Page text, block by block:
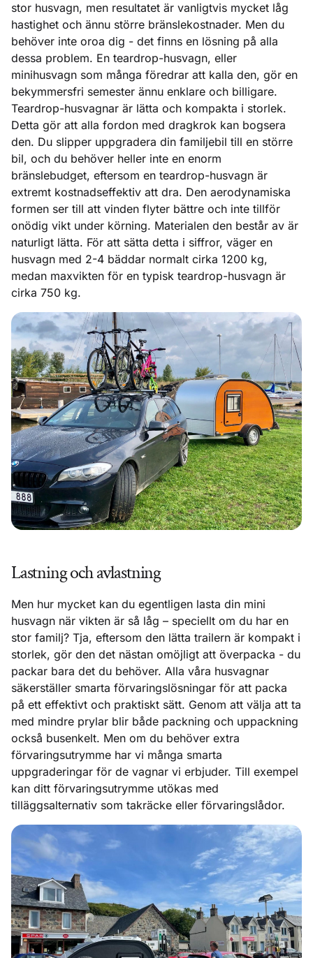
stor husvagn, men resultatet är vanligtvis mycket låg
hastighet och ännu större bränslekostnader. Men du
behöver inte oroa dig - det finns en lösning på alla
dessa problem. En teardrop-husvagn, eller
minihusvagn som många föredrar att kalla den, gör en
bekymmersfri semester ännu enklare och billigare.
Teardrop-husvagnar är lätta och kompakta i storlek.
Detta gör att alla fordon med dragkrok kan bogsera
den. Du slipper uppgradera din familjebil till en större
bil, och du behöver heller inte en enorm
bränslebudget, eftersom en teardrop-husvagn är
extremt kostnadseffektiv att dra. Den aerodynamiska
formen ser till att vinden flyter bättre och inte tillför
onödig vikt under körning. Materialen den består av är
naturligt lätta. För att sätta detta i siffror, väger en
husvagn med 2-4 bäddar normalt cirka 1200 kg,
medan maxvikten för en typisk teardrop-husvagn är
cirka 750 kg.
Lastning och avlastning
Men hur mycket kan du egentligen lasta din mini
husvagn när vikten är så låg – speciellt om du har en
stor familj? Tja, eftersom den lätta trailern är kompakt i
storlek, gör den det nästan omöjligt att överpacka - du
packar bara det du behöver. Alla våra husvagnar
säkerställer smarta förvaringslösningar för att packa
på ett effektivt och praktiskt sätt. Genom att välja att ta
med mindre prylar blir både packning och uppackning
också busenkelt. Men om du behöver extra
förvaringsutrymme har vi många smarta
uppgraderingar för de vagnar vi erbjuder. Till exempel
kan ditt förvaringsutrymme utökas med
tilläggsalternativ som takräcke eller förvaringslådor.